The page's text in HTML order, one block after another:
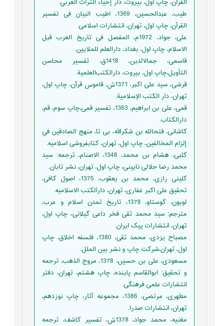
القرآن، چاپ اول، بیروت، دار إحياء التراث العربي.
طیب، عبدالحسین، 1369، اطیب البیان فی تفسیر
القرآن، چاپ اول، تهران، انتشارات اسلامی.
علی، جواد، 1972م، المفصل فی تاریخ العرب قبل
الاسلام، چاپ اول، بغداد، دارالعلم للملایین.
قاسمى، جمال‏الدين، 1418ق، تفسير محاسن
التأويل،چاپ اول، بیروت، دارالكتب‌العلمية.
قرشی، سید علی اکبر، 1371ش، قاموس قرآن، چاپ اول،
تهران، دار الكتب الإسلامية.
قمی، علی بن ابراهیم، 1363، تفسیر قمی،چاپ سوم، قم،
دارالکتاب.
كاشانى، فتح‏الله بن شكرالله، بی تا، منهج الصادقين في
إلزام المخالفين، چاپ اول، تهران، كتابفروشى اسلاميه.
کلبی، هشام بن محمد، 1348، الاصنام، ترجمه: سید
محمد رضا جلالی نایینی، چاپ اول، تهران، نشر تابان.
کلینی رازی، محمد بن یعقوب، 1375، اصول کافی،
تحقیق علی اکبر غفاری، تهران، دارالکتب الاسلامیه.
لوبون، گوستاو، 1378، تاریخ تمدن اسلام و عرب،
مترجم: سید محمد تقی فخر داعی گیلانی، چاپ اول،
تهران، انتشارات پیک ایران.
مصباح یزدی، محمد تقی، 1380، فلسفه اخلاق، چاپ
اول، تهران،شرکت چاپ و نشر بین الملل.
مسعودی، علی بن حسین، 1378، مروج الذهب، ترجمه
و تحقیق: ابوالقاسم پاینده، چاپ هشتم، تهران، دفتر
انتشارات علمی فرهنگی.
مطهری، مرتضی، 1386، مجموعه‌ آثار، چاپ نوزدهم،
تهران، انتشارات صدرا.
مغنیه، محمد جواد، 1378ش، تفسیر کاشف، ترجمه